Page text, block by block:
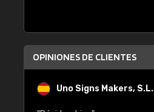
OPINIONES DE CLIENTES
Uno Signs Makers, S.L.